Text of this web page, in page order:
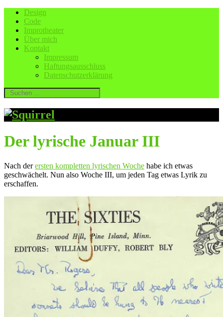
Design
Code
Improtheater
Über mich
Kontakt
Impressum
Haftungsausschluss
Datenschutzerklärung
Der lyrische Januar III
Nach derersten kompletten lyrischen Woche habe ich etwas
geschwächelt. Nun also Woche III, um jeden Tag etwas Lyrik zu
erschaffen.